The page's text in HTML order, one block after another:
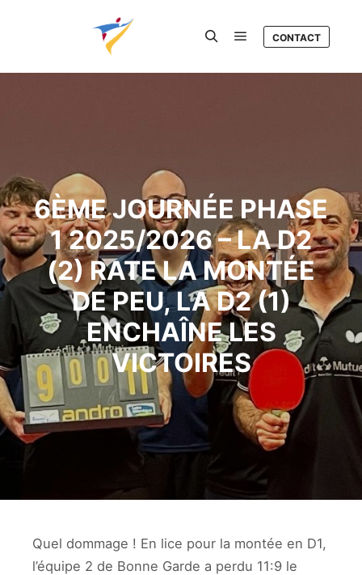
CONTACT
6ÈME JOURNÉE PHASE
1 2025/2026 – LA D2
(2) RATE LA MONTÉE
DE PEU, LA D2 (1)
ENCHAÎNE LES
VICTOIRES
Quel dommage ! En lice pour la montée en D1,
l’équipe 2 de Bonne Garde a perdu 11:9 le